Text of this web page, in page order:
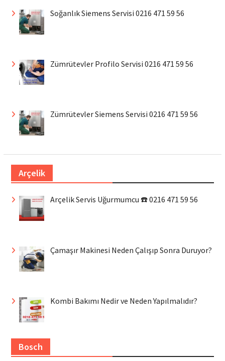
Soğanlık Siemens Servisi 0216 471 59 56
Zümrütevler Profilo Servisi 0216 471 59 56
Zümrütevler Siemens Servisi 0216 471 59 56
Arçelik
Arçelik Servis Uğurmumcu ☎️ 0216 471 59 56
Çamaşır Makinesi Neden Çalışıp Sonra Duruyor?
Kombi Bakımı Nedir ve Neden Yapılmalıdır?
Bosch